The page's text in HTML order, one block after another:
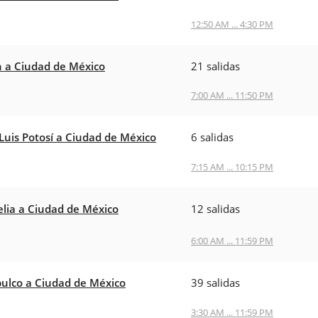
12:50 AM ... 4:30 PM
a Ciudad de México 21 salidas
7:00 AM ... 11:50 PM
Potosí a Ciudad de México 6 salidas
7:15 AM ... 10:15 PM
a Ciudad de México 12 salidas
6:00 AM ... 11:59 PM
a Ciudad de México 39 salidas
3:30 AM ... 11:59 PM